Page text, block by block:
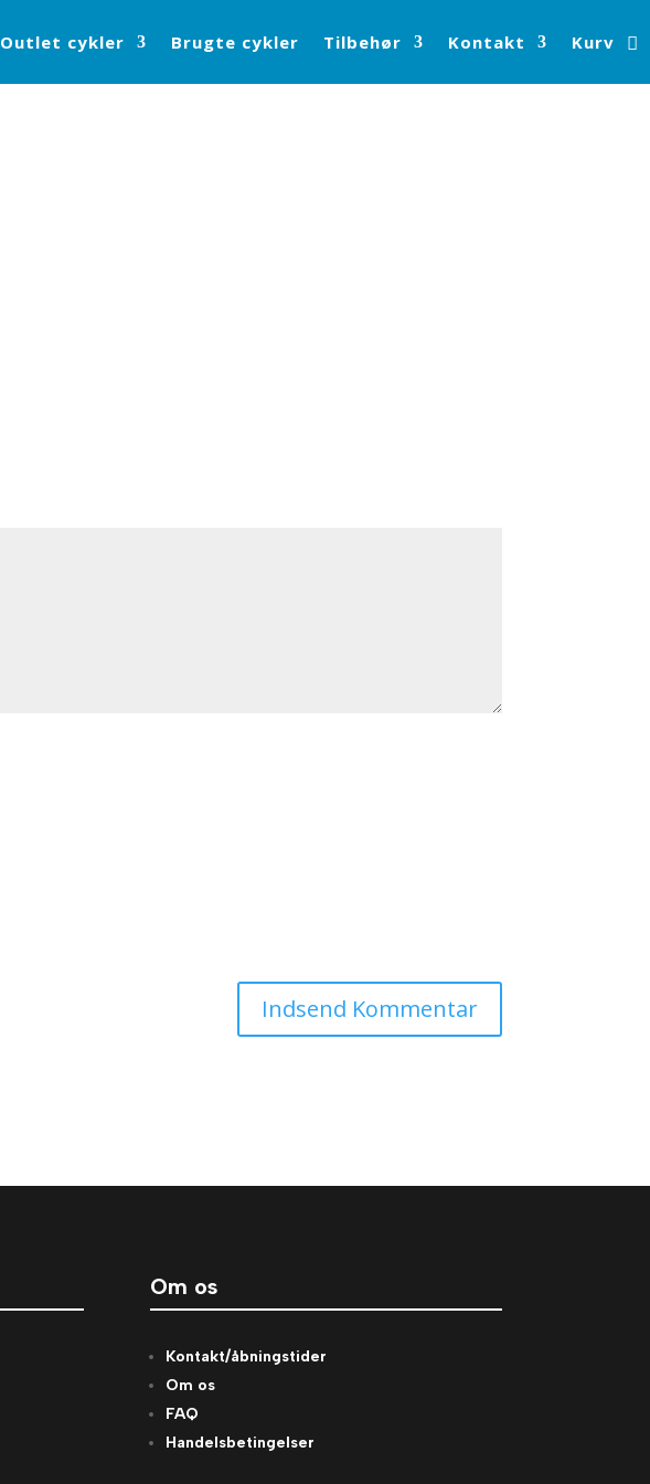
Outlet cykler Brugte cykler Tilbehør Kontakt Kurv
Om os
Kontakt/åbningstider
Om os
FAQ
Handelsbetingelser